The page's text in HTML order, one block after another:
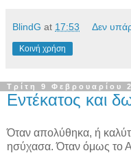
BlindG at 17:53 Δεν
Κοινή χρήση
Τρίτη 9 Φεβρουαρίου
Εντέκατος και
Όταν απολύθηκα, ή
ησύχασα. Όταν όμως το